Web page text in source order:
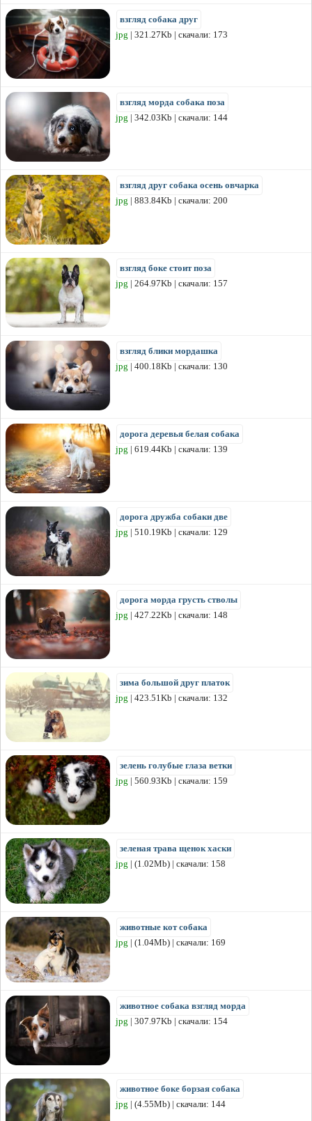
взгляд собака друг
jpg | 321.27Kb | скачали: 173
взгляд морда собака поза
jpg | 342.03Kb | скачали: 144
взгляд друг собака осень овчарка
jpg | 883.84Kb | скачали: 200
взгляд боке стоит поза
jpg | 264.97Kb | скачали: 157
взгляд блики мордашка
jpg | 400.18Kb | скачали: 130
дорога деревья белая собака
jpg | 619.44Kb | скачали: 139
дорога дружба собаки две
jpg | 510.19Kb | скачали: 129
дорога морда грусть стволы
jpg | 427.22Kb | скачали: 148
зима большой друг платок
jpg | 423.51Kb | скачали: 132
зелень голубые глаза ветки
jpg | 560.93Kb | скачали: 159
зеленая трава щенок хаски
jpg | (1.02Mb) | скачали: 158
животные кот собака
jpg | (1.04Mb) | скачали: 169
животное собака взгляд морда
jpg | 307.97Kb | скачали: 154
животное боке борзая собака
jpg | (4.55Mb) | скачали: 144